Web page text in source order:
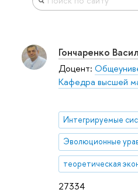
27334
Гончаренко
Доцент:
Кафедра высшей
Интегрируемые сис
Эволюционные